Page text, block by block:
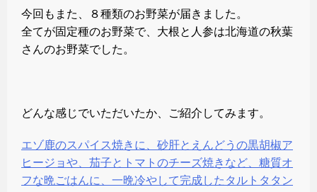
今回もまた、８種類のお野菜が届きました。
全てが固定種のお野菜で、大根と人参は北海道の秋葉
さんのお野菜でした。
どんな感じでいただいたか、ご紹介してみます。
エゾ鹿のスパイス焼きに、砂肝とえんどうの黒胡椒ア
ヒージョや、茄子とトマトのチーズ焼きなど、糖質オ
フな晩ごはんに、一晩冷やして完成したタルトタタン